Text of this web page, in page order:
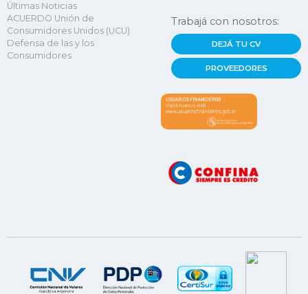
Últimas Noticias
ACUERDO Unión de
Consumidores Unidos (UCU)
Defensa de las y los
Consumidores
Trabajá con nosotros:
DEJÁ TU CV
PROVEEDORES